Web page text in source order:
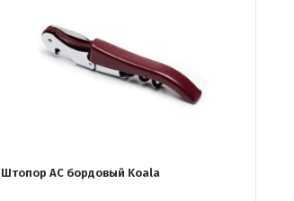
Штопор AC бордовый Koala